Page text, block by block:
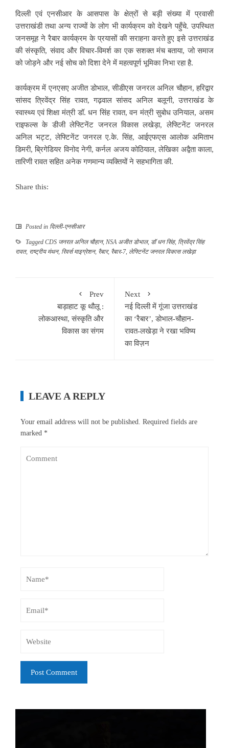
दिल्ली एवं एनसीआर के आसपास के क्षेत्रों से बड़ी संख्या में प्रवासी
उत्तराखंडी तथा अन्य राज्यों के लोग भी कार्यक्रम को देखने पहुँचे. उपस्थित
जनसमूह ने रैबार कार्यक्रम के प्रयासों की सराहना करते हुए इसे उत्तराखंड
की संस्कृति, संवाद और विचार-विमर्श का एक सशक्त मंच बताया, जो समाज
को जोड़ने और नई सोच को दिशा देने में महत्वपूर्ण भूमिका निभा रहा है.
कार्यक्रम में एनएसए अजीत डोभाल, सीडीएस जनरल अनिल चौहान, हरिद्वार
सांसद त्रिवेंद्र सिंह रावत, गढ़वाल सांसद अनिल बलूनी, उत्तराखंड के
स्वास्थ्य एवं शिक्षा मंत्री डॉ. धन सिंह रावत, वन मंत्री सुबोध उनियाल, असम
राइफल्स के डीजी लेफ्टिनेंट जनरल विकास लखेड़ा, लेफ्टिनेंट जनरल
अनिल भट्ट, लेफ्टिनेंट जनरल ए.के. सिंह, आईएफएस आलोक अमिताभ
डिमरी, ब्रिगेडियर विनोद नेगी, कर्नल अजय कोठियाल, लेखिका अद्वैता काला,
तारिणी रावत सहित अनेक गणमान्य व्यक्तियों ने सहभागिता की.
Share this:
Posted in दिल्ली-एनसीआर
Tagged CDS जनरल अनिल चौहान, NSA अजीत डोभाल, डॉ धन सिंह, त्रिवेंद्र सिंह
रावत, राष्ट्रीय मंथन, रिवर्स माइग्रेशन, रैबार, रैबार-7, लेफ्टिनेंट जनरल विकास लखेड़ा
Prev
बाड़ाहाट कू थौलू :
लोकआस्था, संस्कृति और
विकास का संगम
Next
नई दिल्ली में गूंजा उत्तराखंड
का ‘रैबार’, डोभाल-चौहान-
रावत-लखेड़ा ने रखा भविष्य
का विज़न
LEAVE A REPLY
Your email address will not be published. Required fields are
marked *